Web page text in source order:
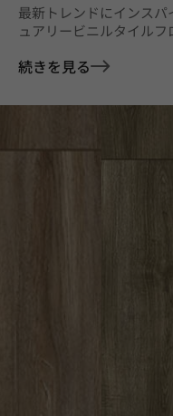
最新トレンドにインスパ
ュアリービニルタイルフ
続きを見る